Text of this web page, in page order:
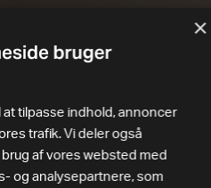
×
bruger
at tilpasse indhold, annoncer
trafik. Vi deler også
af vores websted med
og analysepartnere, som